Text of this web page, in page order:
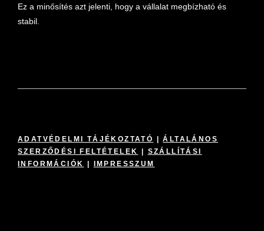
Ez a minősítés azt jelenti, hogy a vállalat megbízható és
stabil.
ADATVÉDELMI TÁJÉKOZTATÓ |ÁLTALÁNOS
SZERZŐDÉSI FELTÉTELEK
| SZÁLLÍTÁSI
INFORMÁCIÓK
| IMPRESSZUM